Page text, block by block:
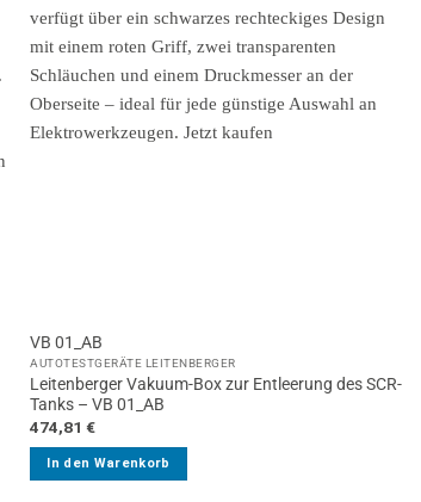
VB 01_AB
AUTOTESTGERÄTE LEITENBERGER
Leitenberger Vakuum-Box zur Entleerung des SCR-
Tanks – VB 01_AB
474,81€
In den Warenkorb